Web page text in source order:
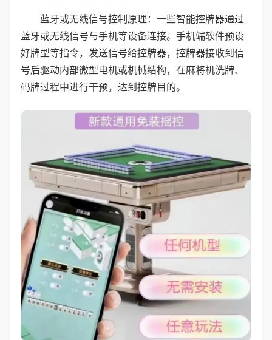
蓝牙或无线信号控制原理：一些智能控牌器通过
蓝牙或无线信号与手机等设备连接。手机端软件预设
好牌型等指令，发送信号给控牌器，控牌器接收到信
号后驱动内部微型电机或机械结构，在麻将机洗牌、
码牌过程中进行干预，达到控牌目的。